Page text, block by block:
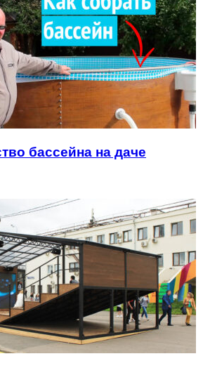
бассейна на даче